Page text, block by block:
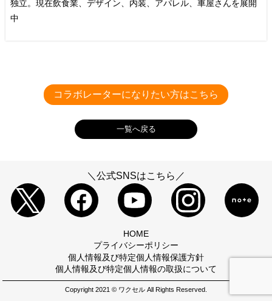
独立。現在飲食業、デザイン、内装、アパレル、車屋さんを展開
中
─ こだわりの仕事アイテムを教えてください。
─ これだけは譲れないものは？
─ これから目指したいことを教えてください。
店舗内装のデザイン・施工までをワンス
トップでご提供
「普通じゃない道」を突き進む！自分だけの
ブランドを築く方法
コラボレーターになりたい方はこちら
一覧へ戻る
＼公式SNSはこちら／
HOME
プライバシーポリシー
個人情報及び特定個人情報保護方針
個人情報及び特定個人情報の取扱について
Copyright 2021 © ワクセル All Rights Reserved.